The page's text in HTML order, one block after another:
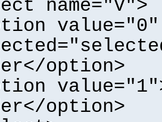
name="V">
value="0"
option>
option>